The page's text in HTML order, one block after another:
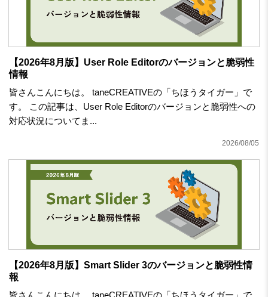
【2026年8月版】User Role Editorのバージョンと脆弱性
情報
皆さんこんにちは。 taneCREATIVEの「ちほうタイガー」で
す。 この記事は、User Role Editorのバージョンと脆弱性への
対応状況についてま...
2026/08/05
【2026年8月版】Smart Slider 3のバージョンと脆弱性情
報